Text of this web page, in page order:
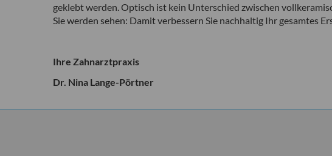
geklebt werden. Optisch ist kein Unterschied zwischen
Sie werden sehen: Damit verbessern Sie nachhaltig Ihr gesamtes
Ihre Zahnarztpraxis
Dr. Nina Lange-Pörtner